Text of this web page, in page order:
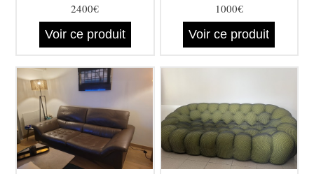
2400€
Voir ce produit
1000€
Voir ce produit